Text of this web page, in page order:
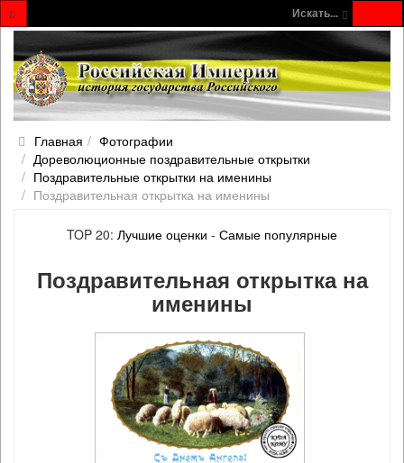
Искать...
Главная
Фотографии
Дореволюционные поздравительные открытки
Поздравительные открытки на именины
Поздравительная открытка на именины
TOP 20: Лучшие оценки - Самые популярные
Поздравительная открытка на
именины